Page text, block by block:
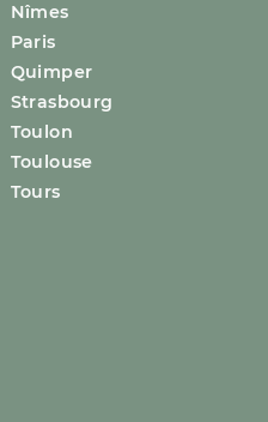
Nîmes
Paris
Quimper
Strasbourg
Toulon
Toulouse
Tours